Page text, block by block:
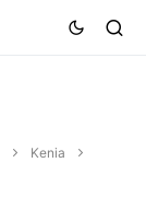
Kenia